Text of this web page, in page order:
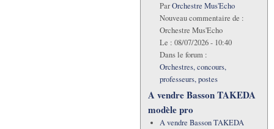
ParOrchestre Mus'Echo
Nouveau commentaire de :
Orchestre Mus'Echo
Le : 08/07/2026 - 10:40
Dans le forum :
Orchestres, concours,
professeurs, postes
A vendre Basson TAKEDA
modèle pro
A vendre Basson TAKEDA